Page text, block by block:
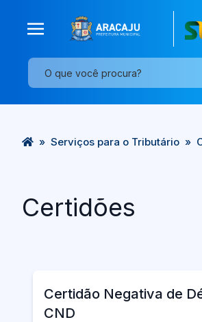
» Serviços para o Tributário »
Certidões
Certidão Negativa de
CND